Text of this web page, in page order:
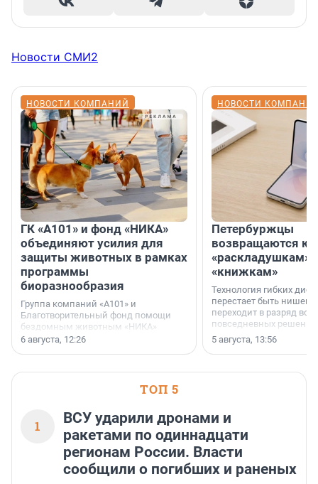
Новости СМИ2
НОВОСТИ КОМПАНИЙ
ГК «А101» и фонд «НИКА»
объединяют усилия для
защиты животных в рамках
программы
биоразнообразия
Группа компаний «А101» и
Благотворительный фонд помощи
бездомным животным «НИКА»
заключили соглашение о
6 августа, 12:26
НОВОСТИ
Петербуржцы
возвращаются к
«раскладушкам»
«книжкам»
Технология гибких
перестает быть
переходит в разряд
повседневных
5 августа, 13:56
ТОП 5
1
ВСУ ударили дронами и
ракетами по одиннадцати
регионам России. Власти
сообщили о погибших и раненых